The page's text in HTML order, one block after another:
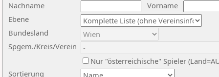
Nachname
Vorname
Ebene
Sortierung
Bundesland
Spgem./Kreis/Verein
Nur "österreichische" Spieler